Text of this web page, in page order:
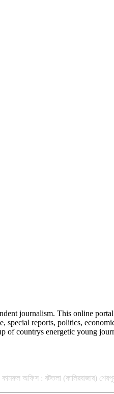
journalism. This online
special reports, politics,
of countrys energetic young
কামরুল অফিস : বটতলা (কালিরবাজার)